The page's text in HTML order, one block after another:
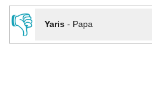
👎
Yaris- Papa